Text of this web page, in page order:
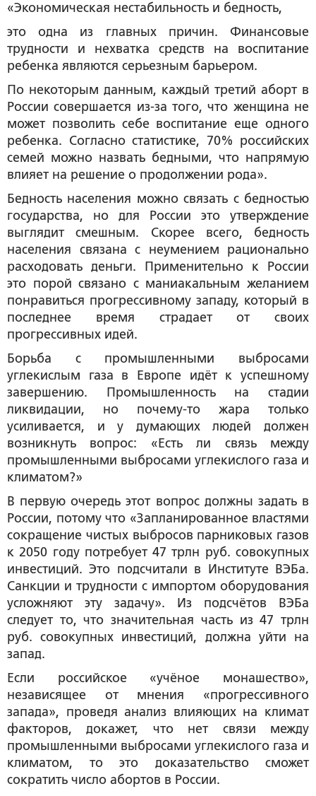
«Экономическая нестабильность и бедность,
это одна из главных причин. Финансовые
трудности и нехватка средств на воспитание
ребенка являются серьезным барьером.
По некоторым данным, каждый третий аборт в
России совершается из-за того, что женщина не
может позволить себе воспитание еще одного
ребенка. Согласно статистике, 70% российских
семей можно назвать бедными, что напрямую
влияет на решение о продолжении рода».
Бедность населения можно связать с бедностью
государства, но для России это утверждение
выглядит смешным. Скорее всего, бедность
населения связана с неумением рационально
расходовать деньги. Применительно к России
это порой связано с маниакальным желанием
понравиться прогрессивному западу, который в
последнее время страдает от своих
прогрессивных идей.
Борьба с промышленными выбросами
углекислым газа в Европе идёт к успешному
завершению. Промышленность на стадии
ликвидации, но почему-то жара только
усиливается, и у думающих людей должен
возникнуть вопрос: «Есть ли связь между
промышленными выбросами углекислого газа и
климатом?»
В первую очередь этот вопрос должны задать в
России, потому что «Запланированное властями
сокращение чистых выбросов парниковых газов
к 2050 году потребует 47 трлн руб. совокупных
инвестиций. Это подсчитали в Институте ВЭБа.
Санкции и трудности с импортом оборудования
усложняют эту задачу». Из подсчётов ВЭБа
следует то, что значительная часть из 47 трлн
руб. совокупных инвестиций, должна уйти на
запад.
Если российское «учёное монашество»,
независящее от мнения «прогрессивного
запада», проведя анализ влияющих на климат
факторов, докажет, что нет связи между
промышленными выбросами углекислого газа и
климатом, то это доказательство сможет
сократить число абортов в России.